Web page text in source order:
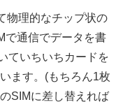
物理的なチップ状の
で通信でデータを書
ていちいちカードを
ます。(もちろん1枚
SIMに差し替えれば